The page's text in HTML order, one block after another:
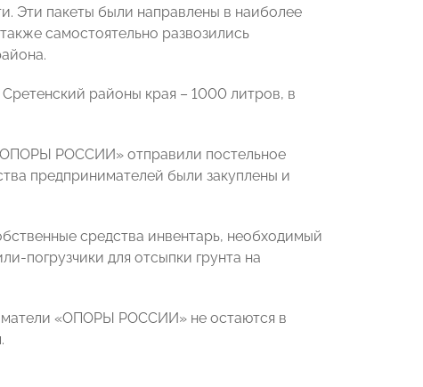
Эти пакеты были направлены в наиболее
самостоятельно развозились
районы края – 1000 литров, в
РОССИИ» отправили постельное
предпринимателей были закуплены и
средства инвентарь, необходимый
погрузчики для отсыпки грунта на
«ОПОРЫ РОССИИ» не остаются в